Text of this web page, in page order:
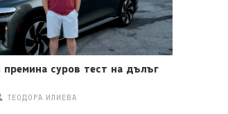
суров тест на дълъг
ТЕОДОРА ИЛИЕВА